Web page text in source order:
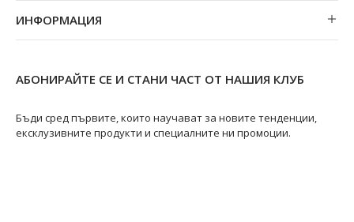
Гривни
ИНФОРМАЦИЯ
Магазини
Ремонт на бижута
Видове перли
АБОНИРАЙТЕ СЕ И СТАНИ ЧАСТ ОТ НАШИЯ КЛУБ
Бъди сред първите, които научават за новите тенденции,
ексклузивните продукти и специалните ни промоции.